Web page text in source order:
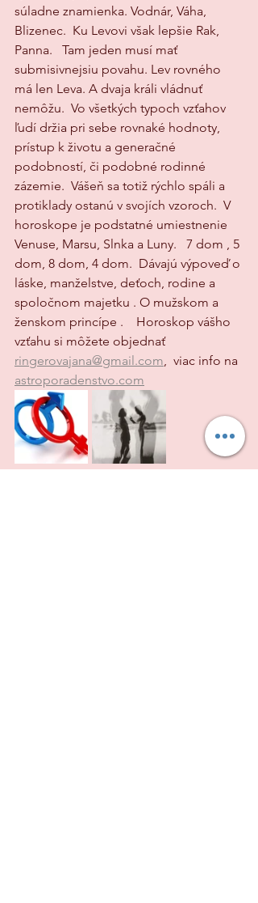
súladne znamienka. Vodnár, Váha,
Blizenec.  Ku Levovi však lepšie Rak,
Panna.   Tam jeden musí mať
submisivnejsiu povahu. Lev rovného
má len Leva. A dvaja králi vládnuť
nemôžu.  Vo všetkých typoch vzťahov
ľudí držia pri sebe rovnaké hodnoty,
prístup k životu a generačné
podobností, či podobné rodinné
zázemie.  Vášeň sa totiž rýchlo spáli a
protiklady ostanú v svojích vzoroch.  V
horoskope je podstatné umiestnenie
Venuse, Marsu, Slnka a Luny.   7 dom , 5
dom, 8 dom, 4 dom.  Dávajú výpoveď o
láske, manželstve, deťoch, rodine a
spoločnom majetku . O mužskom a
ženskom princípe .    Horoskop vášho
vzťahu si môžete objednať
ringerovajana@gmail.com,  viac info na
astroporadenstvo.com